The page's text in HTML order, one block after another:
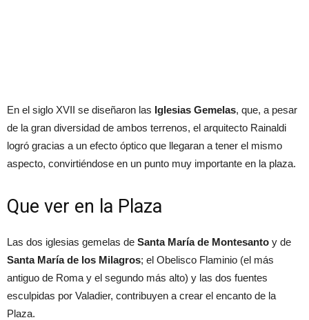
En el siglo XVII se diseñaron las Iglesias Gemelas, que, a pesar
de la gran diversidad de ambos terrenos, el arquitecto Rainaldi
logró gracias a un efecto óptico que llegaran a tener el mismo
aspecto, convirtiéndose en un punto muy importante en la plaza.
Que ver en la Plaza
Las dos iglesias gemelas de Santa María de Montesanto y de
Santa María de los Milagros; el Obelisco Flaminio (el más
antiguo de Roma y el segundo más alto) y las dos fuentes
esculpidas por Valadier, contribuyen a crear el encanto de la
Plaza.